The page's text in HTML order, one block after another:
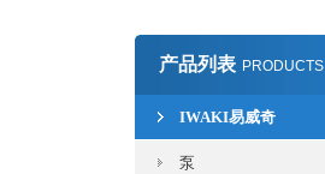
产品列表 PRODUCTS
IWAKI易威奇
泵